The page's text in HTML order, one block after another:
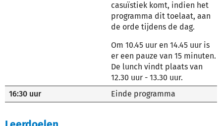
casuïstiek komt, indien het
programma dit toelaat, aan
de orde tijdens de dag.
Om 10.45 uur en 14.45 uur is
er een pauze van 15 minuten.
De lunch vindt plaats van
12.30 uur - 13.30 uur.
16:30 uur
Einde programma